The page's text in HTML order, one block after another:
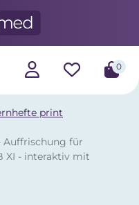
0
print
Auffrischung für
XI - interaktiv mit